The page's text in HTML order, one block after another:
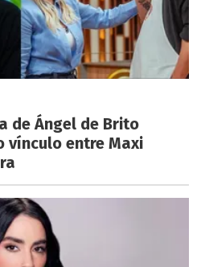
de Ángel de Brito
vínculo entre Maxi